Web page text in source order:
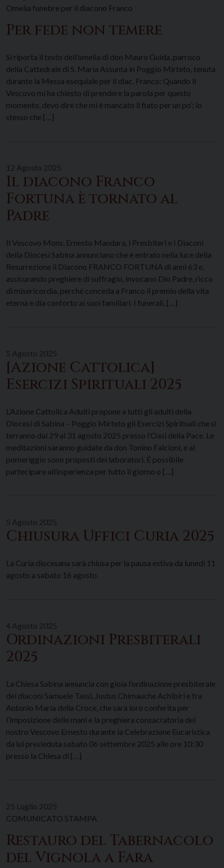
Omelia funebre per il diacono Franco
Per fede non temere
Si riporta il testo dell’omelia di don Mauro Guida, parroco
della Cattedrale di S. Maria Assunta in Poggio Mirteto, tenuta
durante la Messa esequiale per il diac. Franco: Quando il
Vescovo mi ha chiesto di prendere la parola per questo
momento, devo dire che mi è mancato il fiato per un po’; lo
stesso che […]
12 Agosto 2025
Il diacono Franco
Fortuna è tornato al
Padre
Il Vescovo Mons. Ernesto Mandara, i Presbiteri e i Diaconi
della Diocesi Sabina annunciano che è entrato nella luce della
Resurrezione il Diacono FRANCO FORTUNA di anni 63 e,
assicurando preghiere di suffragio, invocano Dio Padre, ricco
di misericordia, perché conceda a Franco il premio della vita
eterna e dia conforto ai suoi familiari. I funerali, […]
5 Agosto 2025
[Azione Cattolica]
Esercizi Spirituali 2025
L’Azione Cattolica Adulti propone a tutti gli adulti della
Diocesi di Sabina – Poggio Mirteto gli Esercizi Spirituali che si
terranno dal 29 al 31 agosto 2025 presso l’Oasi della Pace. Le
meditazioni saranno guidate da don Tonino Falcioni, e al
pomeriggio sono proposti dei laboratori. È possibile
partecipare all’esperienza per tutto il giorno o […]
5 Agosto 2025
Chiusura Uffici Curia 2025
La Curia diocesana sarà chiusa per la pausa estiva da lunedì 11
agosto a sabato 16 agosto.
4 Agosto 2025
Ordinazioni Presbiterali
2025
La Chiesa Sabina annuncia con gioia l’ordinazione presbiterale
dei diaconi Samuele Tassi, Justus Chimauche Achibiri e fra
Antonio Maria della Croce, che sarà loro conferita per
l’imposizione delle mani e la preghiera consacratoria del
nostro Vescovo Ernesto durante la Celebrazione Eucaristica
da lui presieduta sabato 06 settembre 2025 alle ore 10:30
presso la Chiesa di […]
25 Luglio 2025
COMUNICATO STAMPA
Restauro del Tabernacolo
del Vignola a Fara